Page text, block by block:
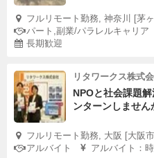
フルリモート勤務, 神奈川 [茅
パート,副業/パラレルキャリア
長期歓迎
リタワークス株式
NPOと社会課題
ンターンしません
フルリモート勤務, 大阪 [大阪
アルバイト
アルバイト：